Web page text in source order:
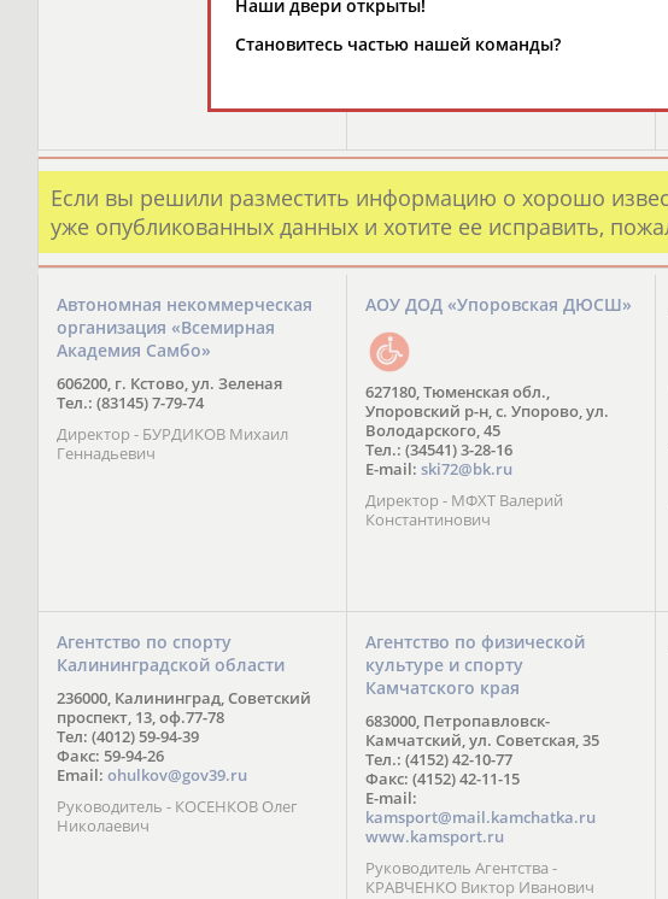
Если вы решили разместить информацию о хорошо
уже опубликованных данных и хотите ее исправить,
Автономная некоммерческая
организация «Всемирная
Академия Самбо»
606200, г. Кстово, ул. Зеленая
Тел.: (83145) 7-79-74
Директор - БУРДИКОВ Михаил
Геннадьевич
АОУ ДОД «Упоровская ДЮСШ»
627180, Тюменская обл.,
Упоровский р-н, с. Упорово, ул.
Володарского, 45
Тел.: (34541) 3-28-16
E-mail: ski72@bk.ru
Директор - МФХТ Валерий
Константинович
Агентство по спорту
Калининградской области
236000, Калининград, Советский
проспект, 13, оф.77-78
Тел: (4012) 59-94-39
Факс: 59-94-26
Email: ohulkov@gov39.ru
Руководитель - КОСЕНКОВ Олег
Николаевич
Агентство по физической
культуре и спорту
Камчатского края
683000, Петропавловск-
Камчатский, ул. Советская, 35
Тел.: (4152) 42-10-77
Факс: (4152) 42-11-15
E-mail:
kamsport@mail.kamchatka.ru
www.kamsport.ru
Руководитель Агентства -
КРАВЧЕНКО Виктор Иванович
Наши двери открыты!
Становитесь частью нашей команды?